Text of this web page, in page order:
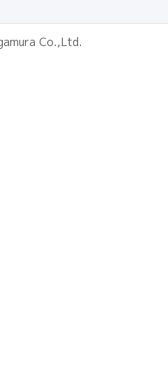
Co.,Ltd.